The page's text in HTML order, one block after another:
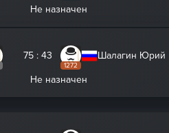
Не назначен
75 : 43
1272
Шалагин Юрий
Не назначен